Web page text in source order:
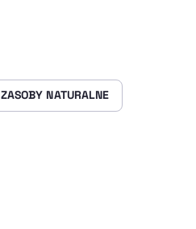
ZASOBY NATURALNE